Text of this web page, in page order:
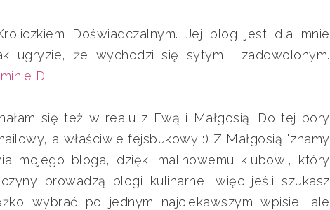
Doświadczalnym. Jej blog jest dla mnie
ugryzie, że wychodzi się sytym i zadowolonym.
D.
się też w realu z Ewą i Małgosią. Do tej pory
a właściwie fejsbukowy :) Z Małgosią "znamy
mojego bloga, dzięki malinowemu klubowi, który
prowadzą blogi kulinarne, więc jeśli szukasz
wybrać po jednym najciekawszym wpisie, ale